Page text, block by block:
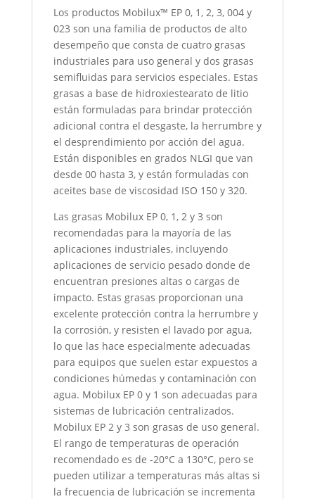
Los productos Mobilux™ EP 0, 1, 2, 3, 004 y
023 son una familia de productos de alto
desempeño que consta de cuatro grasas
industriales para uso general y dos grasas
semifluidas para servicios especiales. Estas
grasas a base de hidroxiestearato de litio
están formuladas para brindar protección
adicional contra el desgaste, la herrumbre y
el desprendimiento por acción del agua.
Están disponibles en grados NLGI que van
desde 00 hasta 3, y están formuladas con
aceites base de viscosidad ISO 150 y 320.
Las grasas Mobilux EP 0, 1, 2 y 3 son
recomendadas para la mayoría de las
aplicaciones industriales, incluyendo
aplicaciones de servicio pesado donde de
encuentran presiones altas o cargas de
impacto. Estas grasas proporcionan una
excelente protección contra la herrumbre y
la corrosión, y resisten el lavado por agua,
lo que las hace especialmente adecuadas
para equipos que suelen estar expuestos a
condiciones húmedas y contaminación con
agua. Mobilux EP 0 y 1 son adecuadas para
sistemas de lubricación centralizados.
Mobilux EP 2 y 3 son grasas de uso general.
El rango de temperaturas de operación
recomendado es de -20°C a 130°C, pero se
pueden utilizar a temperaturas más altas si
la frecuencia de lubricación se incrementa